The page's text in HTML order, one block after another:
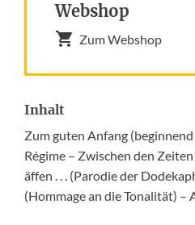
Webshop
Zum Webshop
Inhalt
Zum guten Anfang
Régime – Zwischen den
äffen . . . (Parodie der
(Hommage an die Tonalität) –